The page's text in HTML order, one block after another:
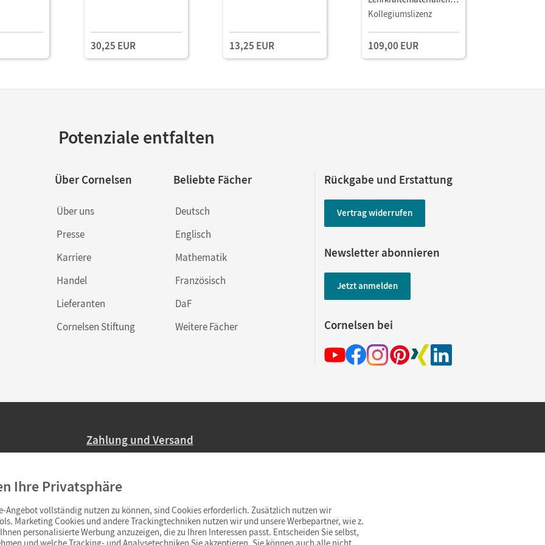
30,25 EUR 13,25 EUR
und Planungstools
Kollegiumslizenz
109,00 EUR
Potenziale entfalten
Über Cornelsen
Über uns
Presse
Karriere
Handel
Lieferanten
Cornelsen Stiftung
Beliebte Fächer
Deutsch
Englisch
Mathematik
Französisch
DaF
Weitere Fächer
Rückgabe und Erstattung
Vertrag widerrufen
Newsletter abonnieren
Jetzt anmelden
Cornelsen bei
Zahlung und Versand
Ab 59,– EUR Bestellwert liefern wir versandkostenfrei innerhalb Deutschlands
(Lieferung in 3–6 Tagen).
Ihre Privatsphäre
Angebot vollständig nutzen zu können, sind Cookies erforderlich. Zusätzlich nutzen wir
Marketing Cookies und andere Trackingtechniken nutzen wir und unsere Werbepartner, wie z.
personalisierte Werbung anzuzeigen, die zu Ihren Interessen passt. Entscheiden Sie selbst,